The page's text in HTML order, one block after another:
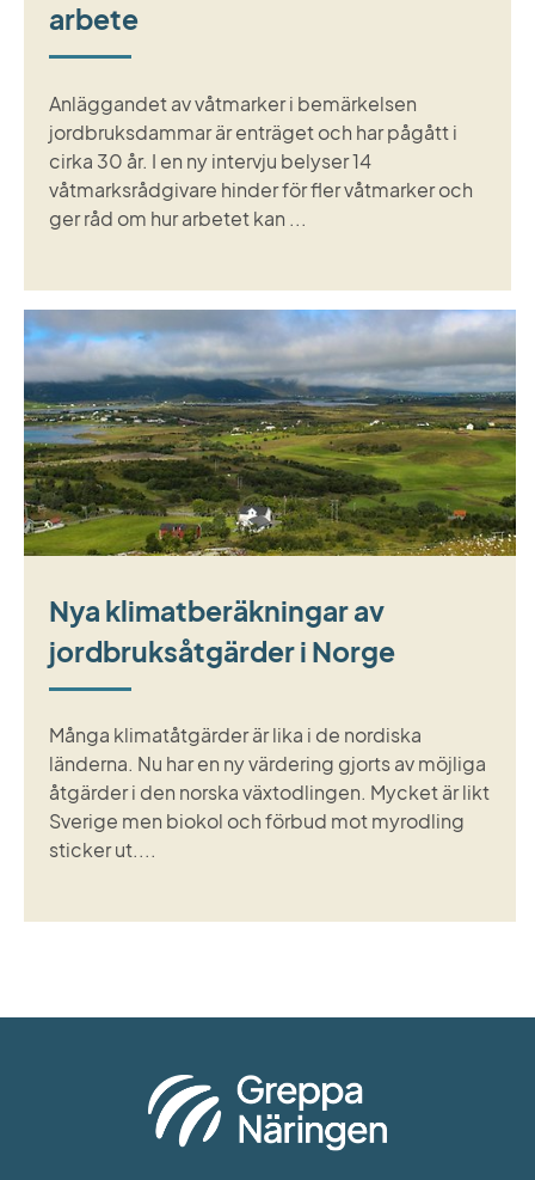
arbete
Anläggandet av våtmarker i bemärkelsen
jordbruksdammar är enträget och har pågått i
cirka 30 år. I en ny intervju belyser 14
våtmarksrådgivare hinder för fler våtmarker och
ger råd om hur arbetet kan ...
Nya klimatberäkningar av
jordbruksåtgärder i Norge
Många klimatåtgärder är lika i de nordiska
länderna. Nu har en ny värdering gjorts av möjliga
åtgärder i den norska växtodlingen. Mycket är likt
Sverige men biokol och förbud mot myrodling
sticker ut....